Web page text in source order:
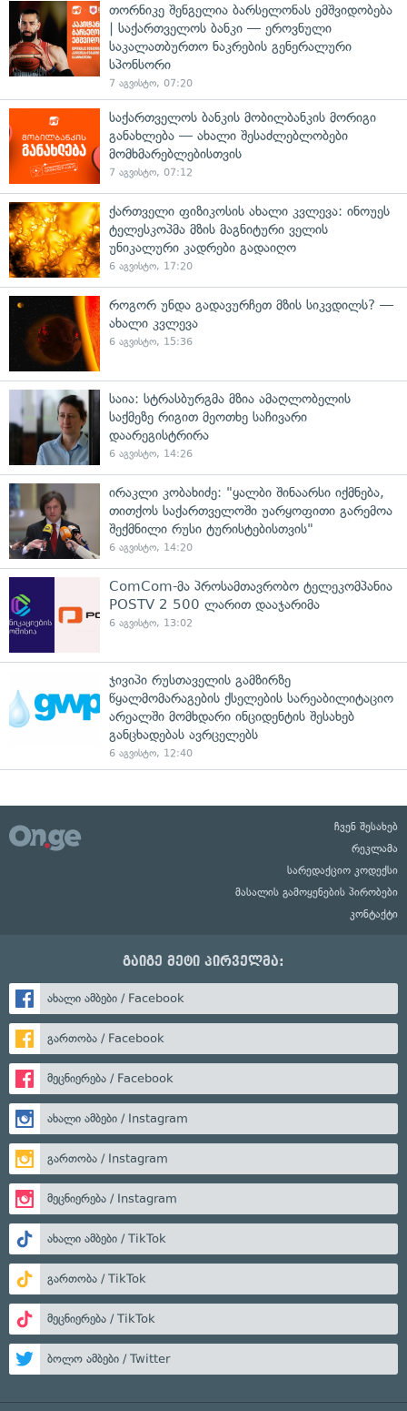
თორნიკე შენგელია ბარსელონას ემშვიდობება
| საქართველოს ბანკი — ეროვნული
საკალათბურთო ნაკრების გენერალური
სპონსორი
7 აგვისტო, 07:20
საქართველოს ბანკის მობილბანკის მორიგი
განახლება — ახალი შესაძლებლობები
მომხმარებლებისთვის
7 აგვისტო, 07:12
ქართველი ფიზიკოსის ახალი კვლევა: ინოუეს
ტელესკოპმა მზის მაგნიტური ველის
უნიკალური კადრები გადაიღო
6 აგვისტო, 17:20
როგორ უნდა გადავურჩეთ მზის სიკვდილს? —
ახალი კვლევა
6 აგვისტო, 15:36
საია: სტრასბურგმა მზია ამაღლობელის
საქმეზე რიგით მეოთხე საჩივარი
დაარეგისტრირა
6 აგვისტო, 14:26
ირაკლი კობახიძე: "ყალბი შინაარსი იქმნება,
თითქოს საქართველოში უარყოფითი გარემოა
შექმნილი რუსი ტურისტებისთვის"
6 აგვისტო, 14:20
ComCom-მა პროსამთავრობო ტელეკომპანია
POSTV 2 500 ლარით დააჯარიმა
6 აგვისტო, 13:02
ჯივიპი რუსთაველის გამზირზე
წყალმომარაგების ქსელების სარეაბილიტაციო
არეალში მომხდარი ინციდენტის შესახებ
განცხადებას ავრცელებს
6 აგვისტო, 12:40
ჩვენ შესახებ
რეკლამა
სარედაქციო კოდექსი
მასალის გამოყენების პირობები
კონტაქტი
გაიგე მეტი პირველმა:
ახალი ამბები / Facebook
გართობა / Facebook
მეცნიერება / Facebook
ახალი ამბები / Instagram
გართობა / Instagram
მეცნიერება / Instagram
ახალი ამბები / TikTok
გართობა / TikTok
მეცნიერება / TikTok
ბოლო ამბები / Twitter